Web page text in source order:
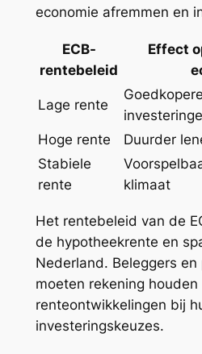
economie afremmen en
ECB-
rentebeleid
Effect
Lage rente
Hoge rente
Duurder
Stabiele
rente
klimaat
Het rentebeleid van de
de hypotheekrente en
Nederland. Beleggers
moeten rekening
renteontwikkelingen bij
investeringskeuzes.